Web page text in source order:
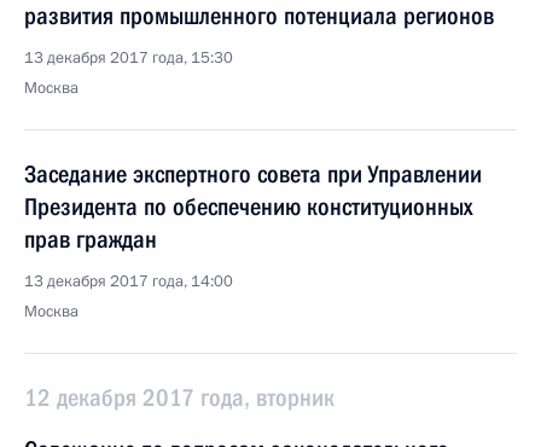
развития промышленного потенциала регионов
13 декабря 2017 года, 15:30
Москва
Заседание экспертного совета при Управлении
Президента по обеспечению конституционных
прав граждан
13 декабря 2017 года, 14:00
Москва
12 декабря 2017 года, вторник